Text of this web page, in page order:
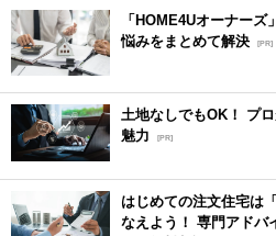
「HOME4Uオーナー
悩みをまとめて解決 [PR]
土地なしでもOK！ プ
魅力
[PR]
はじめての注文住宅は
なえよう！ 専門アドバ